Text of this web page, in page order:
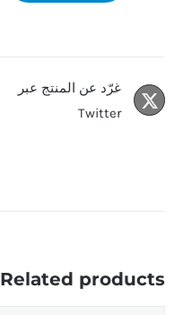
غرّد عن المنتج عبر
Twitter
Related products